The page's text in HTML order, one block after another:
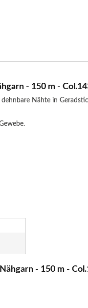
- 150 m -
Nähte in
- 150 m -